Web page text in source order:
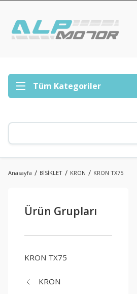
Tüm Kategoriler
Anasayfa BİSİKLET KRON KRON TX75
Ürün Grupları
KRON TX75
KRON